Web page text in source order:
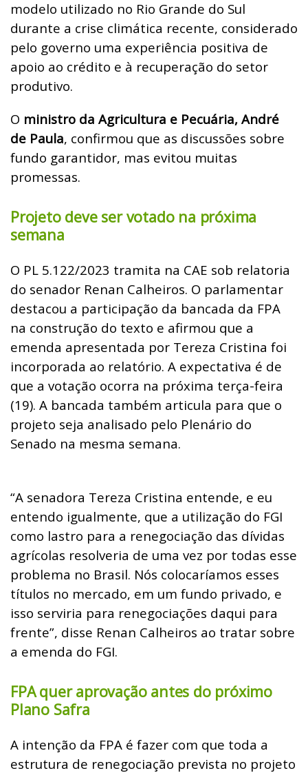
modelo utilizado no Rio Grande do Sul
durante a crise climática recente, considerado
pelo governo uma experiência positiva de
apoio ao crédito e à recuperação do setor
produtivo.
O ministro da Agricultura e Pecuária, André
de Paula, confirmou que as discussões sobre
fundo garantidor, mas evitou muitas
promessas.
Projeto deve ser votado na próxima
semana
O PL 5.122/2023 tramita na CAE sob relatoria
do senador Renan Calheiros. O parlamentar
destacou a participação da bancada da FPA
na construção do texto e afirmou que a
emenda apresentada por Tereza Cristina foi
incorporada ao relatório. A expectativa é de
que a votação ocorra na próxima terça-feira
(19). A bancada também articula para que o
projeto seja analisado pelo Plenário do
Senado na mesma semana.
“A senadora Tereza Cristina entende, e eu
entendo igualmente, que a utilização do FGI
como lastro para a renegociação das dívidas
agrícolas resolveria de uma vez por todas esse
problema no Brasil. Nós colocaríamos esses
títulos no mercado, em um fundo privado, e
isso serviria para renegociações daqui para
frente”, disse Renan Calheiros ao tratar sobre
a emenda do FGI.
FPA quer aprovação antes do próximo
Plano Safra
A intenção da FPA é fazer com que toda a
estrutura de renegociação prevista no projeto